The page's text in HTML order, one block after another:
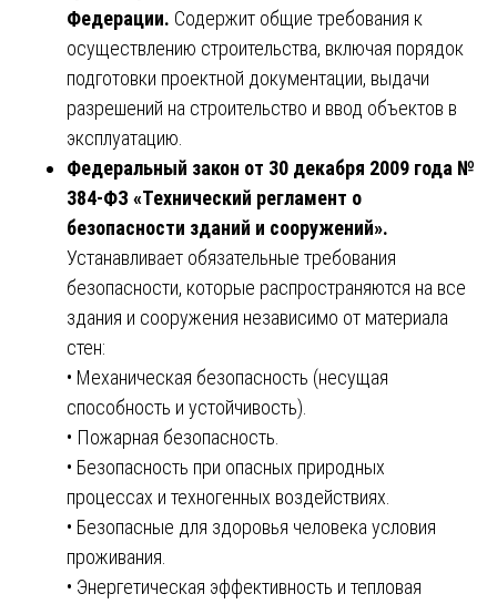
Федерации. Содержит общие требования к
осуществлению строительства, включая порядок
подготовки проектной документации, выдачи
разрешений на строительство и ввод объектов в
эксплуатацию.
Федеральный закон от 30 декабря 2009 года №
384-ФЗ «Технический регламент о
безопасности зданий и сооружений».
Устанавливает обязательные требования
безопасности, которые распространяются на все
здания и сооружения независимо от материала
стен:
• Механическая безопасность (несущая
способность и устойчивость).
• Пожарная безопасность.
• Безопасность при опасных природных
процессах и техногенных воздействиях.
• Безопасные для здоровья человека условия
проживания.
• Энергетическая эффективность и тепловая